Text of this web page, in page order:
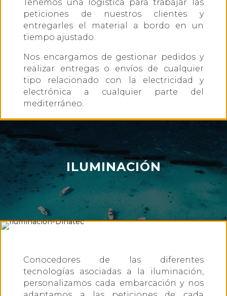
Tenemos una logística para trabajar las
peticiones de nuestros clientes y
entregarles el material a bordo en un
tiempo ajustado.
Nos encargamos de gestionar pedidos y
realizar entregas o envíos de cualquier
tipo relacionado con la electricidad y
electrónica a cualquier parte del
mediterráneo.
ILUMINACIÓN
Conocedores de las diferentes
tecnologías asociadas a la iluminación,
personalizamos cada embarcación y nos